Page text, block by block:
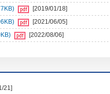
[2019/01/18]
[2021/06/05]
[2022/08/06]
21]